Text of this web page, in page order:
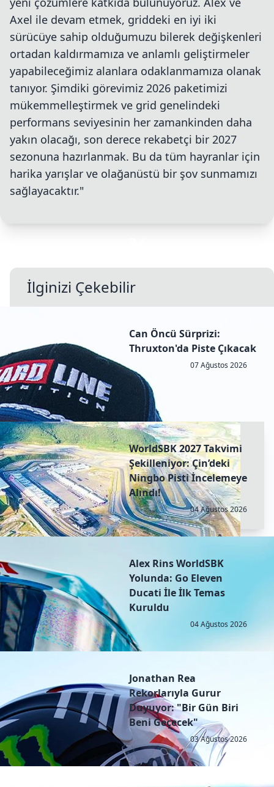
Axel ile devam etmek, griddeki en iyi iki
sürücüye sahip olduğumuzu bilerek değişkenleri
ortadan kaldırmamıza ve anlamlı geliştirmeler
yapabileceğimiz alanlara odaklanmamıza olanak
tanıyor. Şimdiki görevimiz 2026 paketimizi
mükemmelleştirmek ve grid genelindeki
performans seviyesinin her zamankinden daha
yakın olacağı, son derece rekabetçi bir 2027
sezonuna hazırlanmak. Bu da tüm hayranlar için
harika yarışlar ve olağanüstü bir şov sunmamızı
sağlayacaktır."
İlginizi Çekebilir
Can Öncü Sürprizi:
Thruxton'da Piste Çıkacak
07 Ağustos 2026
WorldSBK 2027 Takvimi
Şekilleniyor: Çin’deki
Ningbo Pisti İncelemeye
Alındı!
04 Ağustos 2026
Alex Rins WorldSBK
Yolunda: Go Eleven
Ducati İle İlk Temas
Kuruldu
04 Ağustos 2026
Jonathan Rea
Rekorlarıyla Gurur
Duyuyor: "Bir Gün Biri
Beni Geçecek"
03 Ağustos 2026